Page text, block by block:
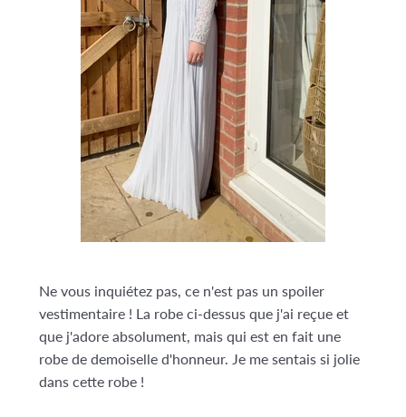
Ne vous inquiétez pas, ce n'est pas un spoiler
vestimentaire ! La robe ci-dessus que j'ai reçue et
que j'adore absolument, mais qui est en fait une
robe de demoiselle d'honneur. Je me sentais si jolie
dans cette robe !